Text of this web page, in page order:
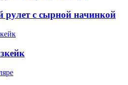
с сырной начинкой